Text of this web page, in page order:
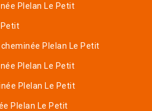
Plelan Le Petit
Petit
Plelan Le Petit
Plelan Le Petit
Plelan Le Petit
Plelan Le Petit